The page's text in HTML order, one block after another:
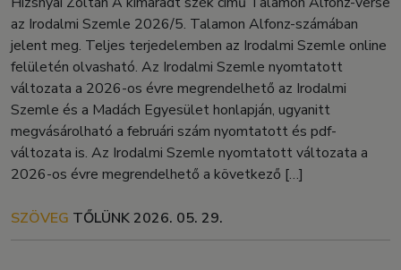
az Irodalmi Szemle 2026/5. Talamon Alfonz-számában
jelent meg. Teljes terjedelemben az Irodalmi Szemle online
felületén olvasható. Az Irodalmi Szemle nyomtatott
változata a 2026-os évre megrendelhető az Irodalmi
Szemle és a Madách Egyesület honlapján, ugyanitt
megvásárolható a februári szám nyomtatott és pdf-
változata is. Az Irodalmi Szemle nyomtatott változata a
2026-os évre megrendelhető a következő […]
SZÖVEG TŐLÜNK2026. 05. 29.